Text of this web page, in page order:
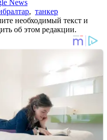
News
, танкер
необходимый текст и
об этом редакции.